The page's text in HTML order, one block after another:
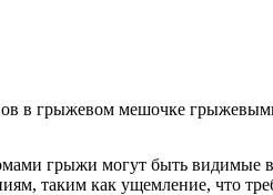
в грыжевом мешочке
грыжи могут быть видимые
таким как ущемление, что